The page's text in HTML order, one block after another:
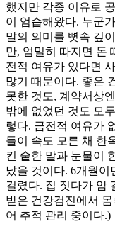
했지만 각종 이유로
이 엄습해왔다. 누군
말의 의미를 뼛속 깊
만, 엄밀히 따지면 돈
전적 여유가 있다면
많기 때문이다. 좋은
못한 것도, 계약서상
밖에 없었던 것도 모
렇다. 금전적 여유가
들이 속도 모른 채 한
킨 숱한 말과 눈물이
났을 것이다. 6개월이
걸렸다. 집 짓다가 암
받은 건강검진에서
어 추적 관리 중이다.)